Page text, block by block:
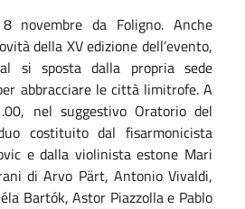
novembre da Foligno. Anche
della XV edizione dell’evento,
si sposta dalla propria sede
abbracciare le città limitrofe. A
nel suggestivo Oratorio del
costituito dal fisarmonicista
e dalla violinista estone Mari
di Arvo Pärt, Antonio Vivaldi,
Bartók, Astor Piazzolla e Pablo